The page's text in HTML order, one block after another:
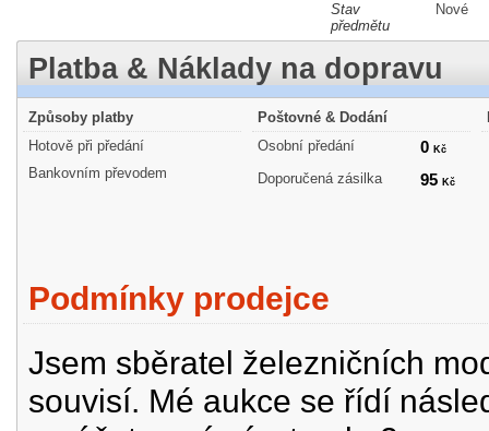
Stav
předmětu
Nové
Platba & Náklady na dopravu
Způsoby platby
Hotově při předání
Bankovním převodem
Poštovné & Dodání
Osobní předání
0 Kč
Doporučená zásilka 95 Kč
Podmínky prodejce
Jsem sběratel železničních
souvisí. Mé aukce se řídí